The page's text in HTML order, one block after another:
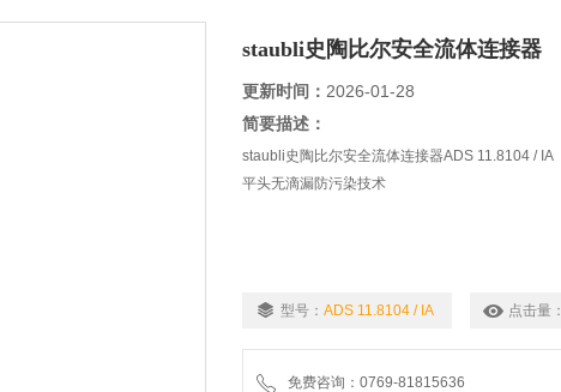
staubli史陶比尔安全流体连接器
更新时间： 2026-01-28
简要描述：
staubli史陶比尔安全流体连接器ADS 11.8104 / IA
平头无滴漏防污染技术
型号： ADS 11.8104 / IA 点击量：
免费咨询：0769-81815636